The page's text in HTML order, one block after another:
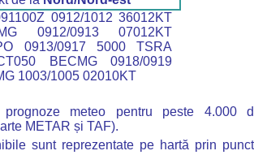
0912/1012 36012KT
0912/0913 07012KT
0913/0917 5000 TSRA
BECMG 0918/0919
1003/1005 02010KT
meteo pentru peste 4.000
METAR și TAF).
sunt reprezentate pe hartă prin